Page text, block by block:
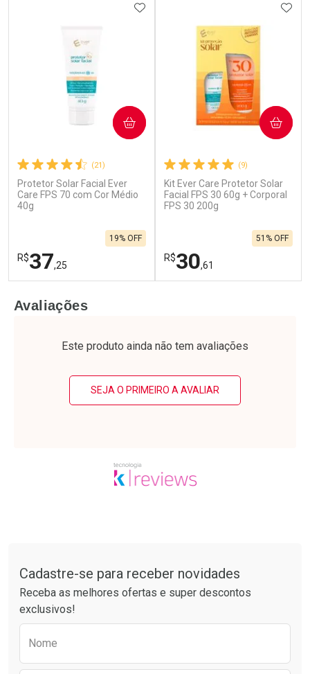
(21)
Protetor Solar Facial Ever
Care FPS 70 com Cor Médio
40g
R$37,25
19% OFF
ADICIONAR AOS FAVORITOS
COMPRAR
Laboratório
Por R$ 37,25/cada
Por Menos
(9)
Kit Ever Care Protetor Solar
Facial FPS 30 60g + Corporal
FPS 30 200g
R$30,61
51% OFF
COMPRAR
Laboratório
Por R$ 30,61/cada
Por Menos
Avaliações
Este produto ainda não tem avaliações
SEJA O PRIMEIRO A AVALIAR
Cadastre-se para receber novidades
Receba as melhores ofertas e super descontos
exclusivos!
Nome